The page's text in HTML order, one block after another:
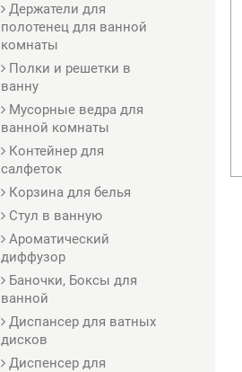
Держатели для
полотенец для ванной
комнаты
Полки и решетки в
ванну
Мусорные ведра для
ванной комнаты
Контейнер для
салфеток
Корзина для белья
Стул в ванную
Ароматический
диффузор
Баночки, Боксы для
ванной
Диспансер для ватных
дисков
Диспенсер для